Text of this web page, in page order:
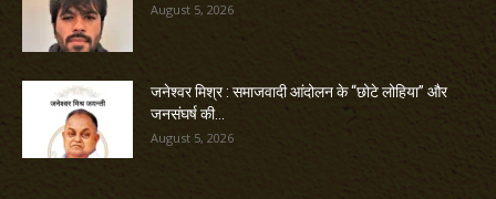
August 5, 2026
जनेश्वर मिश्र : समाजवादी आंदोलन के “छोटे लोहिया” और
जनसंघर्ष की...
August 5, 2026